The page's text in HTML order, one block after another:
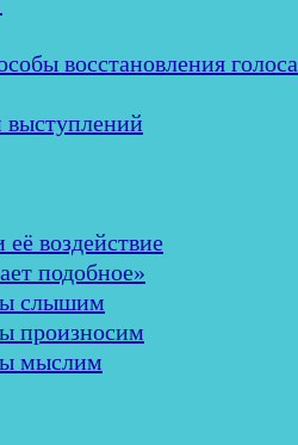
восстановления голоса
её воздействие
подобное»
слышим
произносим
мыслим